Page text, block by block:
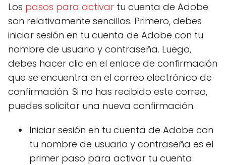
Los pasos para activar tu cuenta de Adobe
son relativamente sencillos. Primero, debes
iniciar sesión en tu cuenta de Adobe con tu
nombre de usuario y contraseña. Luego,
debes hacer clic en el enlace de confirmación
que se encuentra en el correo electrónico de
confirmación. Si no has recibido este correo,
puedes solicitar una nueva confirmación.
Iniciar sesión en tu cuenta de Adobe con
tu nombre de usuario y contraseña es el
primer paso para activar tu cuenta.